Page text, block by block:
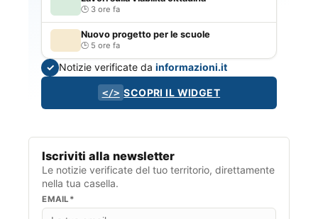
3 ore fa
Nuovo progetto per le scuole
5 ore fa
✓ Notizie verificate dainformazioni.it
</> SCOPRI IL WIDGET
Iscriviti alla newsletter
Le notizie verificate del tuo territorio, direttamente
nella tua casella.
EMAIL*